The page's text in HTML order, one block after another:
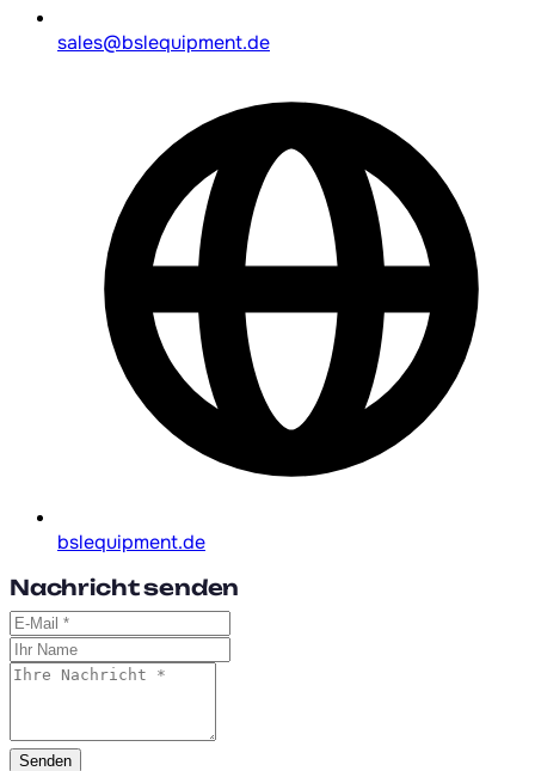
sales@bslequipment.de
bslequipment.de
Nachricht senden
Senden